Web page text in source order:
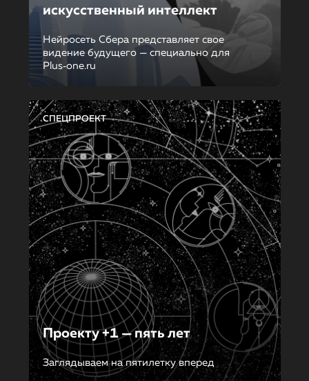
искусственный интеллект
Нейросеть Сбера представляет свое
видение будущего — специально для
Plus‑one.ru
СПЕЦПРОЕКТ
Проекту +1 — пять лет
Заглядываем на пятилетку вперед